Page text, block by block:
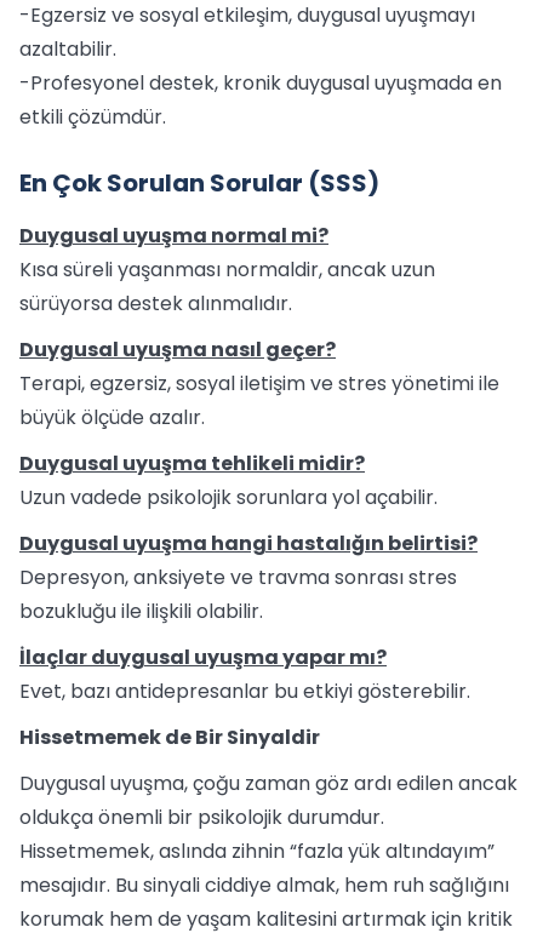
-Egzersiz ve sosyal etkileşim, duygusal uyuşmayı
azaltabilir.
-Profesyonel destek, kronik duygusal uyuşmada en
etkili çözümdür.
En Çok Sorulan Sorular (SSS)
Duygusal uyuşma normal mi?
Kısa süreli yaşanması normaldir, ancak uzun
sürüyorsa destek alınmalıdır.
Duygusal uyuşma nasıl geçer?
Terapi, egzersiz, sosyal iletişim ve stres yönetimi ile
büyük ölçüde azalır.
Duygusal uyuşma tehlikeli midir?
Uzun vadede psikolojik sorunlara yol açabilir.
Duygusal uyuşma hangi hastalığın belirtisi?
Depresyon, anksiyete ve travma sonrası stres
bozukluğu ile ilişkili olabilir.
İlaçlar duygusal uyuşma yapar mı?
Evet, bazı antidepresanlar bu etkiyi gösterebilir.
Hissetmemek de Bir Sinyaldir
Duygusal uyuşma, çoğu zaman göz ardı edilen ancak
oldukça önemli bir psikolojik durumdur.
Hissetmemek, aslında zihnin “fazla yük altındayım”
mesajıdır. Bu sinyali ciddiye almak, hem ruh sağlığını
korumak hem de yaşam kalitesini artırmak için kritik